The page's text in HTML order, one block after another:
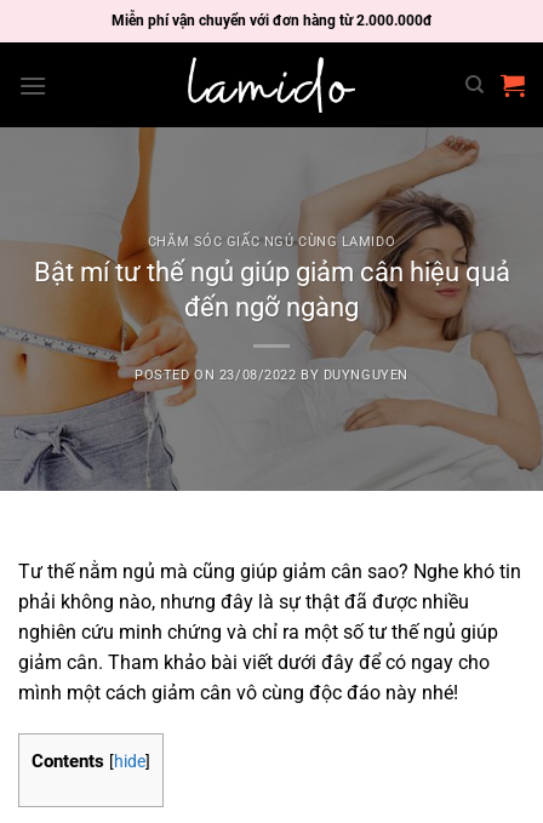
to
content
Miễn phí vận chuyển với đơn hàng từ 2.000.000đ
CHĂM SÓC GIẤC NGỦ CÙNG LAMIDO
Bật mí tư thế ngủ giúp giảm cân hiệu quả
đến ngỡ ngàng
POSTED ON 23/08/2022 BY DUYNGUYEN
Tư thế nằm ngủ mà cũng giúp giảm cân sao? Nghe khó tin
phải không nào, nhưng đây là sự thật đã được nhiều
nghiên cứu minh chứng và chỉ ra một số tư thế ngủ giúp
giảm cân. Tham khảo bài viết dưới đây để có ngay cho
mình một cách giảm cân vô cùng độc đáo này nhé!
Contents [hide]